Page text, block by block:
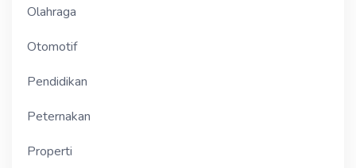
Olahraga
Otomotif
Pendidikan
Peternakan
Properti